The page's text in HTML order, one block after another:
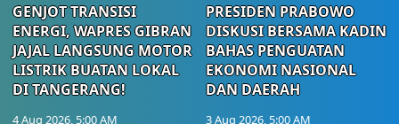
GENJOT TRANSISI
ENERGI, WAPRES GIBRAN
JAJAL LANGSUNG MOTOR
LISTRIK BUATAN LOKAL
DI TANGERANG!
4 Aug 2026, 5:00 AM
PRESIDEN PRABOWO
DISKUSI BERSAMA KADIN
BAHAS PENGUATAN
EKONOMI NASIONAL
DAN DAERAH
3 Aug 2026, 5:00 AM